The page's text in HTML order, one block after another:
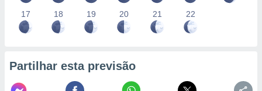
17 18 19 20 21 22
Partilhar esta previsão